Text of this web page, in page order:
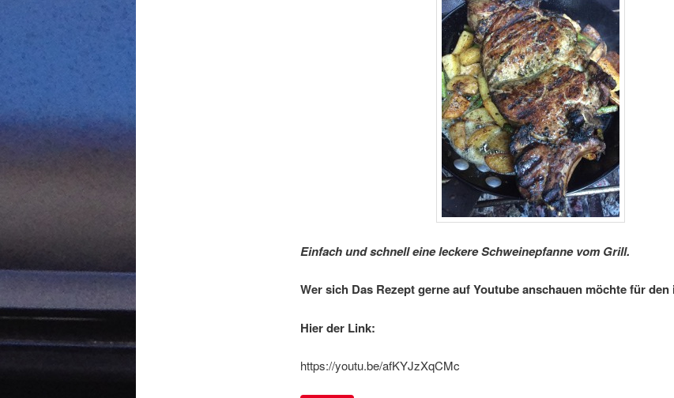
Einfach und schnell eine leckere Schweinepfanne vom Grill.
Wer sich Das Rezept gerne auf Youtube anschauen möchte für den
Hier der Link:
https://youtu.be/afKYJzXqCMc